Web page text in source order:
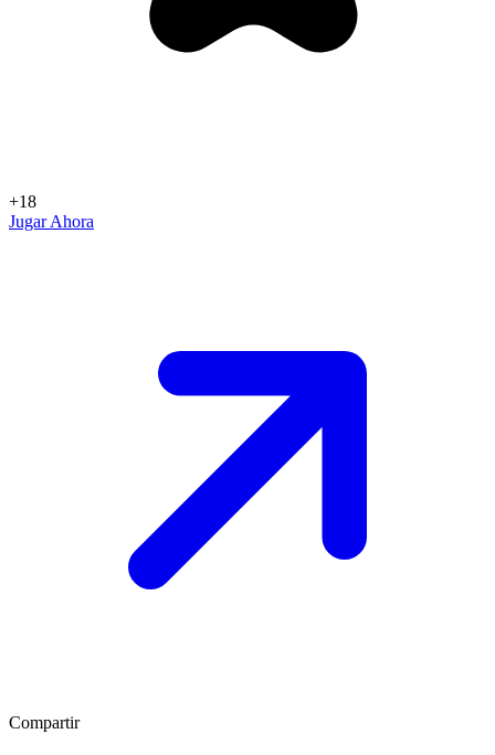
+18
Jugar Ahora
Compartir